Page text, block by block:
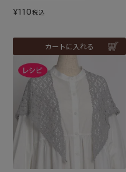
¥110税込
カートに入れる